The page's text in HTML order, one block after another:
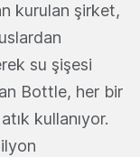
kurulan şirket,
su şişesi
Bottle, her bir
kullanıyor.